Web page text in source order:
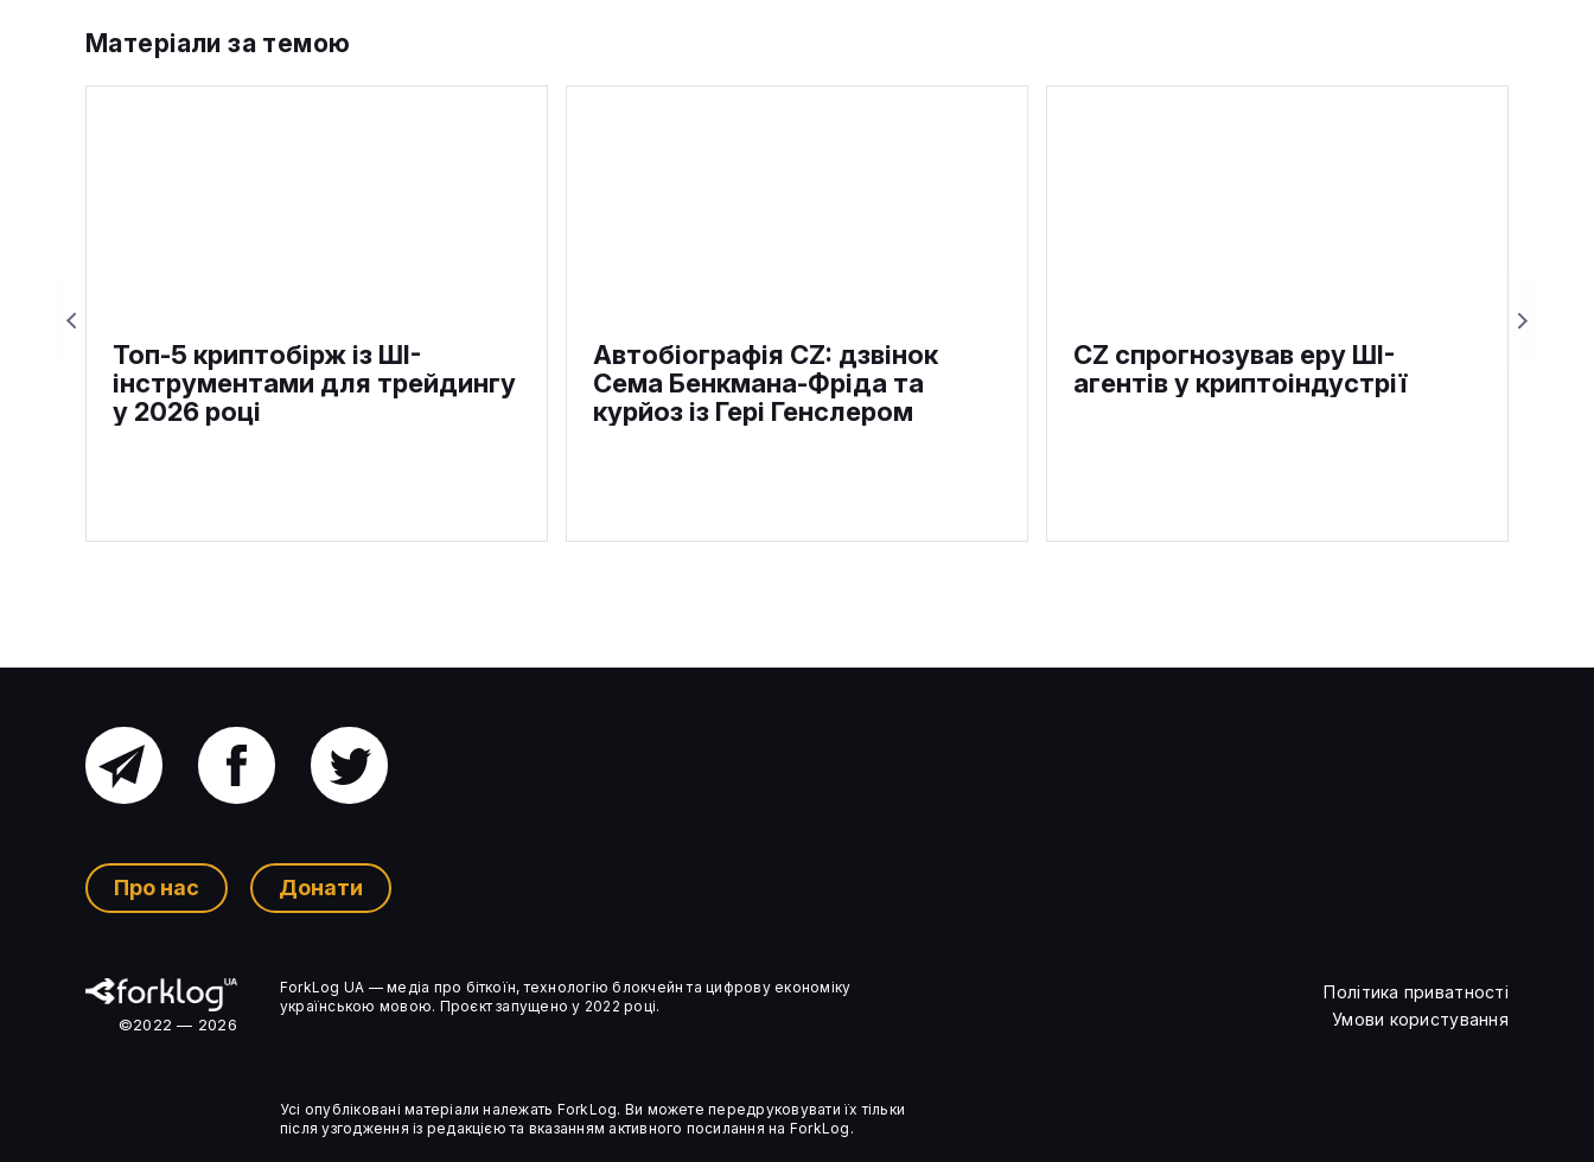
Матеріали за темою
Топ-5 криптобірж із ШІ-
інструментами для трейдингу
у 2026 році
Автобіографія CZ: дзвінок
Сема Бенкмана-Фріда та
курйоз із Гері Генслером
CZ спрогнозував еру ШІ-
агентів у криптоіндустрії
більшості пресрелізів
криптопроєктів
Головний
Ком’юніті-
чат
Facebook
Про нас Донати
©2022 — 2026
ForkLog UA — медіа про біткоїн, технологію блокчейн та цифрову економіку
українською мовою. Проєкт запущено у 2022 році.
Політика приватності
Умови користування
Усі опубліковані матеріали належать ForkLog. Ви можете передруковувати їх тільки
після узгодження із редакцією та вказанням активного посилання на ForkLog.